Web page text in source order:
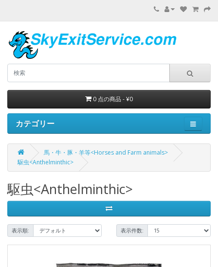
0 点の商品 - ¥0
カテゴリー
馬・牛・豚・羊等<Horses and Farm animals>
駆虫<Anthelminthic>
駆虫<Anthelminthic>
表示順: 表示件数: